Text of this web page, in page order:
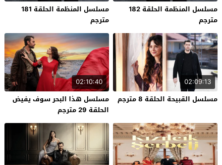
مسلسل المنظمة الحلقة 182
مترجم
مسلسل المنظمة الحلقة 181
مترجم
02:09:13
مسلسل القبيحة الحلقة 8 مترجم
02:10:40
مسلسل هذا البحر سوف يفيض
الحلقة 29 مترجم